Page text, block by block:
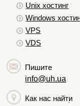
Мониторинг
Unix хостинг
Windows
VPS
VDS
Пишите
info@uh.ua
Как нас найти